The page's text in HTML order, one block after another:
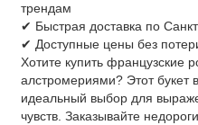
трендам
✔ Быстрая доставка по
✔ Доступные цены без
Хотите купить французские
алстромериями? Этот букет
идеальный выбор для
чувств. Заказывайте